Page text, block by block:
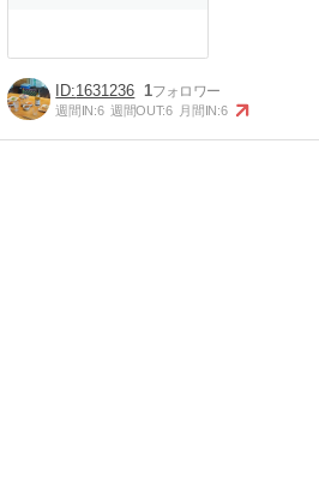
1631236 1
週間IN:6 週間OUT:6 月間IN:6